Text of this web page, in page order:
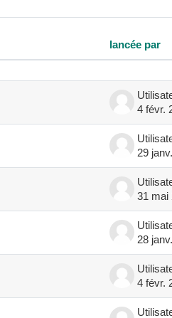
lancée par
4 févr.
29
31 mai
28
4 févr.